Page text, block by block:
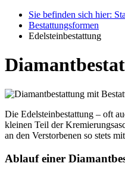
Sie befinden sich hier:
Bestattungsformen
Edelsteinbestattung
Die Edelsteinbestattung – oft
kleinen Teil der
an den Verstorbenen so stets
Ablauf einer